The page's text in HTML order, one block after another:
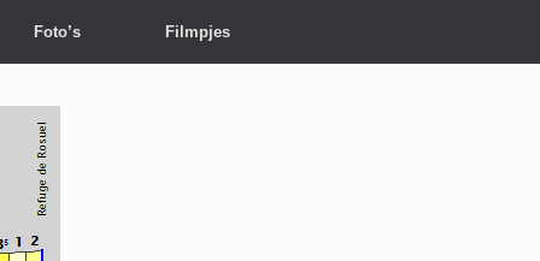
Foto’s Filmpjes